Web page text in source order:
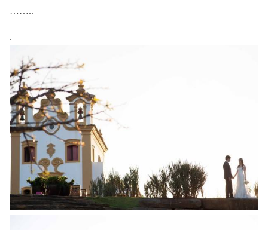
……..
.